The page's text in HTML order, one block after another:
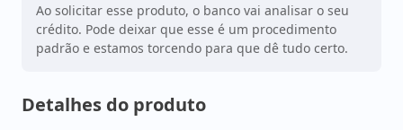
Ao solicitar esse produto, o banco vai analisar o seu
crédito. Pode deixar que esse é um procedimento
padrão e estamos torcendo para que dê tudo certo.
Detalhes do produto